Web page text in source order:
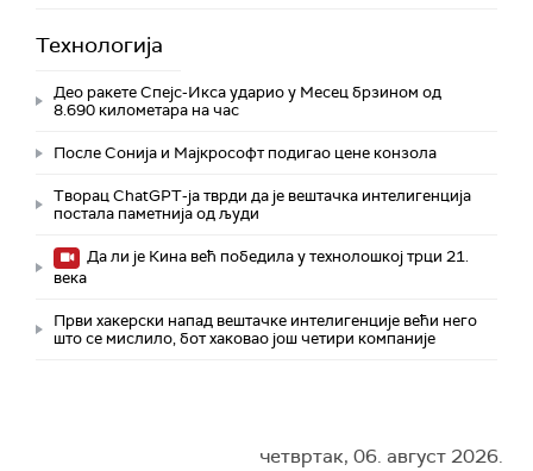
Технологијa
Део ракете Спејс-Икса ударио у Месец брзином од
8.690 километара на час
После Сонија и Мајкрософт подигао цене конзола
Творац ChatGPT-ја тврди да је вештачка интелигенција
постала паметнија од људи
Да ли је Кина већ победила у технолошкој трци 21.
века
Први хакерски напад вештачке интелигенције већи него
што се мислило, бот хаковао још четири компаније
четвртак, 06. август 2026.